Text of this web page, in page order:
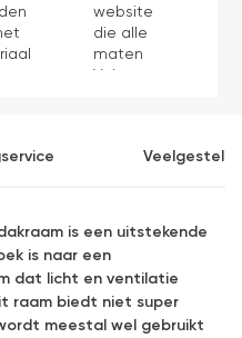
website
die alle
maten
Velux op
eens snel
levering en
over dag
en tijdstip
van
levering
is een uitstekende
is naar een
dat licht en ventilatie
raam biedt niet super
meestal wel gebruikt